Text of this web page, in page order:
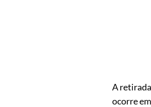
A
ocorre